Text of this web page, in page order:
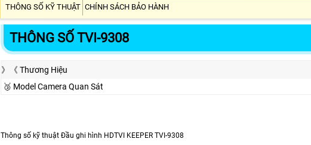
THÔNG SỐ KỸ THUẬT CHÍNH SÁCH BẢO HÀNH
THÔNG SỐ TVI-9308
》《 Thương Hiệu
🥉 Model Camera Quan Sát
Thông số kỹ thuật Đầu ghi hình HDTVI KEEPER TVI-9308